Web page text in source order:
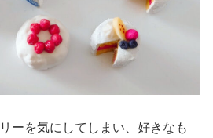
ーを気にしてしまい、好きなも